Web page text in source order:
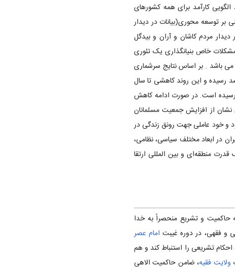
ایجاد الگویی کارآمد برای همه کشورهای
بر توسعه محوری(بیانات در دیدار
(بیانات در دیدار مردم کاشان و آران و بیدگل
مشکلات خاص بنیانگذاری یک تئوری
می باشد . بر اساس نتایج سرشماری
جمعیت دوباره مانند پیش از انقلاب روند کاهشی به خود گرفت به‌طوری که به ۱٫۹۶ درصد رسیده و این روند کاهشی تا سال
به این ترتیب در دوره ۱۳۹۵-۱۳۹۰ متوسط رشد سالانه جمعیت کشور به ۱٫۲۴ درصد رسیده است. در صورت ادامه کاهش
کشور بالغ بر ۱۰۱ میلیون نفر می‌شود که این نشان از افزایش جمعیت مسلمانان
و خود عاملی جهت رونق زندگی در
در ابعاد مختلف سیاسی، نظامی،
منطقه‌ای و بین المللی ارتقا
حاکمیت و تشریع منحصراً به خدا
و فقهی‌، دردوره غیبت امام عصر
تشریعی را استنباط کند و هم
ولایت فقیه، ضامن حاکمیت الاهی